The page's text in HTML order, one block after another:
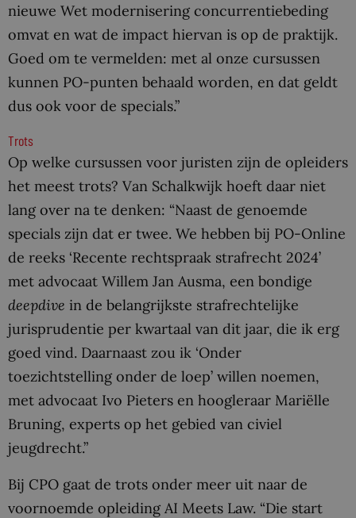
nieuwe Wet modernisering concurrentiebeding
omvat en wat de impact hiervan is op de praktijk.
Goed om te vermelden: met al onze cursussen
kunnen PO-punten behaald worden, en dat geldt
dus ook voor de specials.”
Trots
Op welke cursussen voor juristen zijn de opleiders
het meest trots? Van Schalkwijk hoeft daar niet
lang over na te denken: “Naast de genoemde
specials zijn dat er twee. We hebben bij PO-Online
de reeks ‘Recente rechtspraak strafrecht 2024’
met advocaat Willem Jan Ausma, een bondige
deepdive in de belangrijkste strafrechtelijke
jurisprudentie per kwartaal van dit jaar, die ik erg
goed vind. Daarnaast zou ik ‘Onder
toezichtstelling onder de loep’ willen noemen,
met advocaat Ivo Pieters en hoogleraar Mariëlle
Bruning, experts op het gebied van civiel
jeugdrecht.”
Bij CPO gaat de trots onder meer uit naar de
voornoemde opleiding AI Meets Law. “Die start